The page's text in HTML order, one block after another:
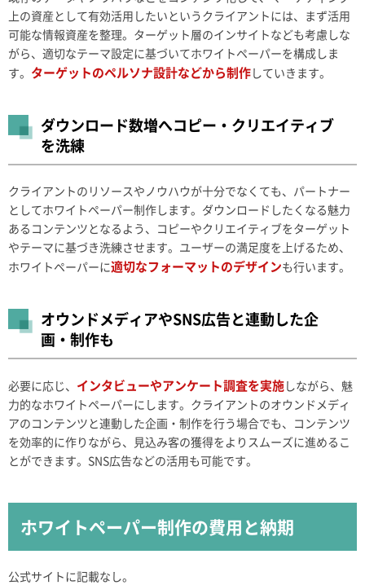
上の資産として有効活用したいというクライアントには、まず活用
可能な情報資産を整理。ターゲット層のインサイトなども考慮しな
がら、適切なテーマ設定に基づいてホワイトペーパーを構成しま
す。 ターゲットのペルソナ設計などから制作していきます。
ダウンロード数増へコピー・クリエイティブ
を洗練
クライアントのリソースやノウハウが十分でなくても、パートナー
としてホワイトペーパー制作します。ダウンロードしたくなる魅力
あるコンテンツとなるよう、コピーやクリエイティブをターゲット
やテーマに基づき洗練させます。ユーザーの満足度を上げるため、
ホワイトペーパーに適切なフォーマットのデザインも行います。
オウンドメディアやSNS広告と連動した企
画・制作も
必要に応じ、 インタビューやアンケート調査を実施しながら、魅
力的なホワイトペーパーにします。クライアントのオウンドメディ
アのコンテンツと連動した企画・制作を行う場合でも、コンテンツ
を効率的に作りながら、見込み客の獲得をよりスムーズに進めるこ
とができます。SNS広告などの活用も可能です。
ホワイトペーパー制作の費用と納期
公式サイトに記載なし。